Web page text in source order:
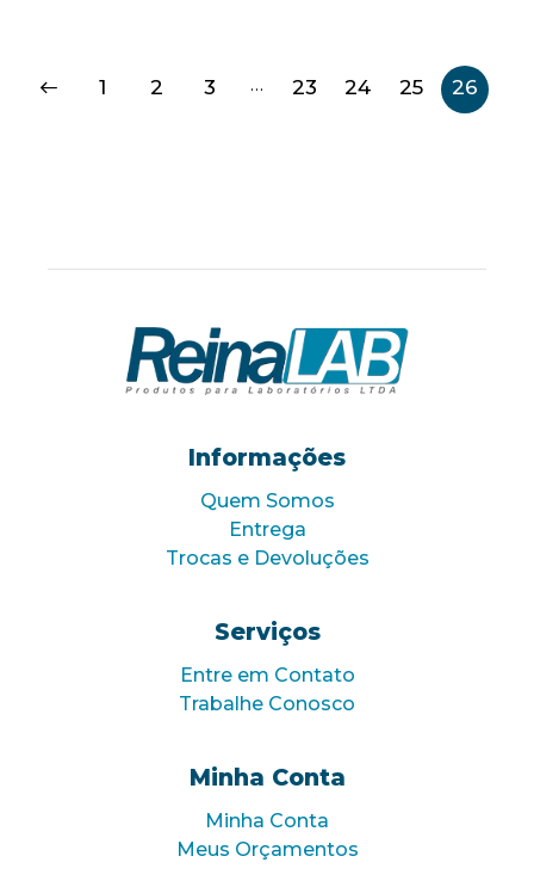
1 2 3 … 23 24 25 26
Informações
Quem Somos
Entrega
Trocas e Devoluções
Serviços
Entre em Contato
Trabalhe Conosco
Minha Conta
Minha Conta
Meus Orçamentos